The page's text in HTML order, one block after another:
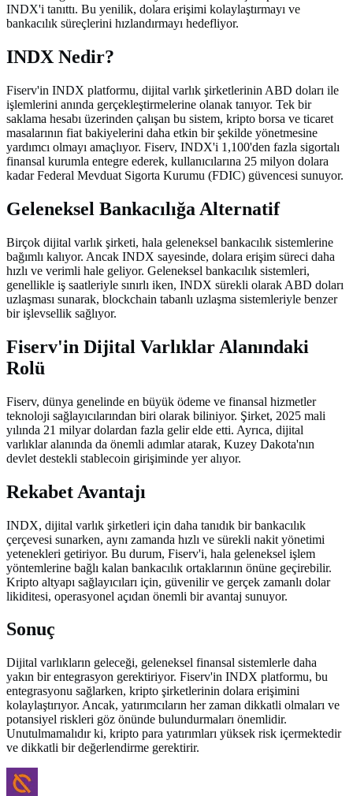
INDX'i tanıttı. Bu yenilik, dolara erişimi kolaylaştırmayı ve
bankacılık süreçlerini hızlandırmayı hedefliyor.
INDX Nedir?
Fiserv'in INDX platformu, dijital varlık şirketlerinin ABD doları ile
işlemlerini anında gerçekleştirmelerine olanak tanıyor. Tek bir
saklama hesabı üzerinden çalışan bu sistem, kripto borsa ve ticaret
masalarının fiat bakiyelerini daha etkin bir şekilde yönetmesine
yardımcı olmayı amaçlıyor. Fiserv, INDX'i 1,100'den fazla sigortalı
finansal kurumla entegre ederek, kullanıcılarına 25 milyon dolara
kadar Federal Mevduat Sigorta Kurumu (FDIC) güvencesi sunuyor.
Geleneksel Bankacılığa Alternatif
Birçok dijital varlık şirketi, hala geleneksel bankacılık sistemlerine
bağımlı kalıyor. Ancak INDX sayesinde, dolara erişim süreci daha
hızlı ve verimli hale geliyor. Geleneksel bankacılık sistemleri,
genellikle iş saatleriyle sınırlı iken, INDX sürekli olarak ABD doları
uzlaşması sunarak, blockchain tabanlı uzlaşma sistemleriyle benzer
bir işlevsellik sağlıyor.
Fiserv'in Dijital Varlıklar Alanındaki
Rolü
Fiserv, dünya genelinde en büyük ödeme ve finansal hizmetler
teknoloji sağlayıcılarından biri olarak biliniyor. Şirket, 2025 mali
yılında 21 milyar dolardan fazla gelir elde etti. Ayrıca, dijital
varlıklar alanında da önemli adımlar atarak, Kuzey Dakota'nın
devlet destekli stablecoin girişiminde yer alıyor.
Rekabet Avantajı
INDX, dijital varlık şirketleri için daha tanıdık bir bankacılık
çerçevesi sunarken, aynı zamanda hızlı ve sürekli nakit yönetimi
yetenekleri getiriyor. Bu durum, Fiserv'i, hala geleneksel işlem
yöntemlerine bağlı kalan bankacılık ortaklarının önüne geçirebilir.
Kripto altyapı sağlayıcıları için, güvenilir ve gerçek zamanlı dolar
likiditesi, operasyonel açıdan önemli bir avantaj sunuyor.
Sonuç
Dijital varlıkların geleceği, geleneksel finansal sistemlerle daha
yakın bir entegrasyon gerektiriyor. Fiserv'in INDX platformu, bu
entegrasyonu sağlarken, kripto şirketlerinin dolara erişimini
kolaylaştırıyor. Ancak, yatırımcıların her zaman dikkatli olmaları ve
potansiyel riskleri göz önünde bulundurmaları önemlidir.
Unutulmamalıdır ki, kripto para yatırımları yüksek risk içermektedir
ve dikkatli bir değerlendirme gerektirir.